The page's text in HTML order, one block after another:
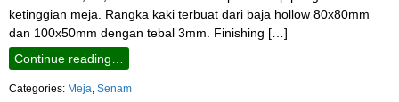
ketinggian meja. Rangka kaki terbuat dari baja hollow 80x80mm
dan 100x50mm dengan tebal 3mm. Finishing […]
Continue reading…
Categories: Meja Senam